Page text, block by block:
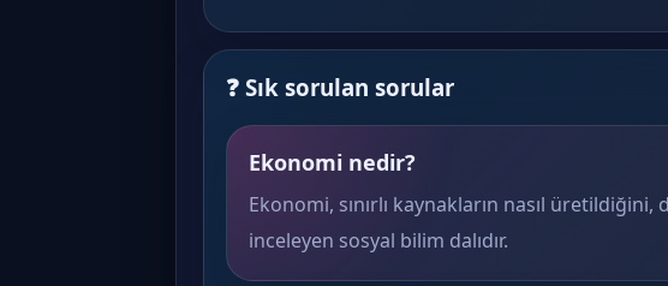
❓ Sık sorulan sorular
Ekonomi nedir?
Ekonomi, sınırlı kaynakların nasıl üretildiğini,
inceleyen sosyal bilim dalıdır.